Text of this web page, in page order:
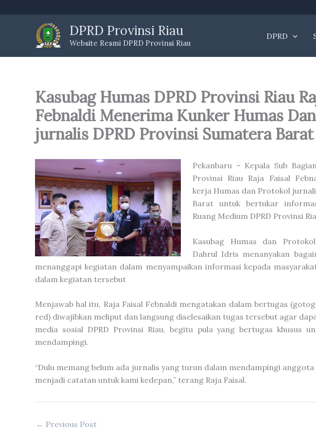
DPRD Provinsi Riau
Website Resmi DPRD Provinsi Riau
DPRD
Kasubag Humas DPRD Provinsi Riau
Febnaldi Menerima Kunker Humas
jurnalis DPRD Provinsi Sumatera Barat
Pekanbaru – Kepala Sub
Provinsi Riau Raja Faisal
kerja Humas dan Protokol
Barat untuk bertukar
Ruang Medium DPRD Provinsi
Kasubag Humas dan
Dahrul Idris menanyakan
menanggapi kegiatan dalam menyampaikan informasi kepada
dalam kegiatan tersebut
Menjawab hal itu, Raja Faisal Febnaldi mengatakan dalam bertugas
red) diwajibkan meliput dan langsung diselesaikan tugas tersebut agar
media sosial DPRD Provinsi Riau, begitu pula yang bertugas khusus
mendampingi.
“Dulu memang belum ada jurnalis yang turun dalam mendampingi anggota
menjadi catatan untuk kami kedepan,” terang Raja Faisal.
← Previous Post